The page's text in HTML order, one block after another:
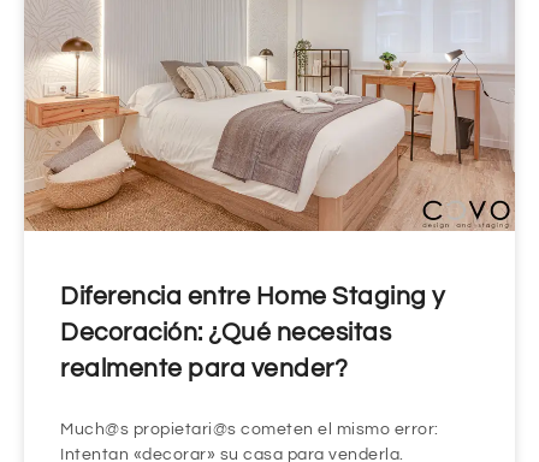
Diferencia entre Home Staging y
Decoración: ¿Qué necesitas
realmente para vender?
Much@s propietari@s cometen el mismo error:
Intentan «decorar» su casa para venderla.